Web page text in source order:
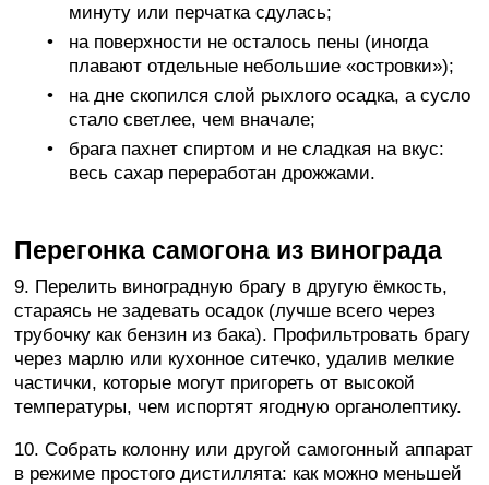
минуту или перчатка сдулась;
на поверхности не осталось пены (иногда
плавают отдельные небольшие «островки»);
на дне скопился слой рыхлого осадка, а сусло
стало светлее, чем вначале;
брага пахнет спиртом и не сладкая на вкус:
весь сахар переработан дрожжами.
Перегонка самогона из винограда
9. Перелить виноградную брагу в другую ёмкость,
стараясь не задевать осадок (лучше всего через
трубочку как бензин из бака). Профильтровать брагу
через марлю или кухонное ситечко, удалив мелкие
частички, которые могут пригореть от высокой
температуры, чем испортят ягодную органолептику.
10. Собрать колонну или другой самогонный аппарат
в режиме простого дистиллята: как можно меньшей